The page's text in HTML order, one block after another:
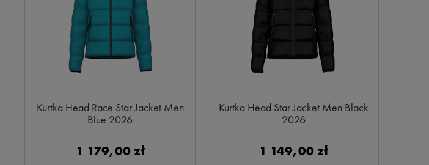
Kurtka Head Race Star Jacket Men
Blue 2026
1 179,00 zł
Kurtka Head Star Jacket Men Black
2026
1 149,00 zł